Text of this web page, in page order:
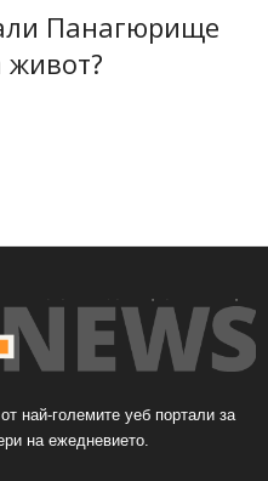
Панагюрище
живот?
най-големите уеб портали за
на ежедневието.